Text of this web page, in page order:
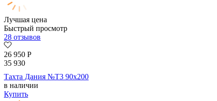
Лучшая цена
Быстрый просмотр
28 отзывов
26 950 Р
35 930
Тахта Дания №Т3 90х200
в наличии
Купить